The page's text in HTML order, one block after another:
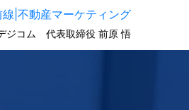
|不動産マーケティング
ジコム 代表取締役 前原 悟